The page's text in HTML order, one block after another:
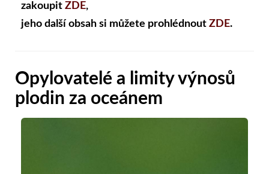
zakoupit ZDE,
jeho další obsah si můžete prohlédnout ZDE.
Opylovatelé a limity výnosů
plodin za oceánem